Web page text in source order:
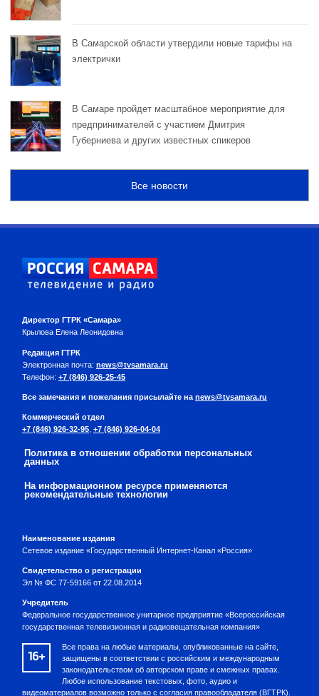
В Самарской области утвердили новые тарифы на
электрички
В Самаре пройдет масштабное мероприятие для
предпринимателей с участием Дмитрия
Губерниева и других известных спикеров
Все новости
Директор ГТРК «Самара»
Крылова Елена Леонидовна
Редакция ГТРК
Электронная почта: news@tvsamara.ru
Телефон: +7 (846) 926-25-45
Все замечания и пожелания присылайте на news@tvsamara.ru
Коммерческий отдел
+7 (846) 926-32-95 +7 (846) 926-04-04
Политика в отношении обработки персональных
данных
На информационном ресурсе применяются
рекомендательные технологии
Наименование издания
Сетевое издание «Государственный Интернет-Канал «Россия»
Свидетельство о регистрации
Эл № ФС 77-59166 от 22.08.2014
Учредитель
Федеральное государственное унитарное предприятие «Всероссийская
государственная телевизионная и радиовещательная компания»
16+
Все права на любые материалы, опубликованные на сайте,
защищены в соответствии с российским и международным
законодательством об авторском праве и смежных правах.
Любое использование текстовых, фото, аудио и
видеоматериалов возможно только с согласия правообладателя (ВГТРК).